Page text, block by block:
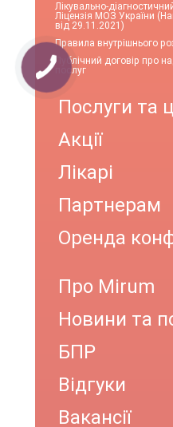
Лікувально-
Ліцензія МОЗ України
від 29.11.2021)
Правила внутрішнього
Публічний договір про
послуг
Послуги та
Акції
Лікарі
Партнерам
Оренда
Про Mirum
Новини та
БПР
Відгуки
Вакансії